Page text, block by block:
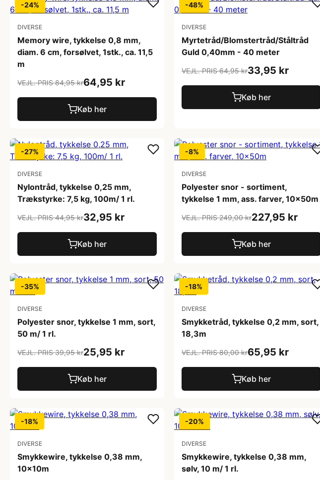
-24%
DIVERSE
Memory wire, tykkelse 0,8 mm,
diam. 6 cm, forsølvet, 1stk., ca. 11,5
m
VEJL. PRIS 84,95 kr64,95 kr
Køb her
-48%
DIVERSE
Myrtetråd/Blomstertråd/Ståltråd
Guld 0,40mm - 40 meter
VEJL. PRIS 64,95 kr33,95 kr
Køb her
-27%
DIVERSE
Nylontråd, tykkelse 0,25 mm,
Trækstyrke: 7,5 kg, 100m/ 1 rl.
VEJL. PRIS 44,95 kr32,95 kr
Køb her
-8%
DIVERSE
Polyester snor - sortiment,
tykkelse 1 mm, ass. farver, 10x50m
VEJL. PRIS 249,00 kr227,95 kr
Køb her
-35%
DIVERSE
Polyester snor, tykkelse 1 mm, sort,
50 m/ 1 rl.
VEJL. PRIS 39,95 kr25,95 kr
Køb her
-18%
DIVERSE
Smykketråd, tykkelse 0,2 mm, sort,
18,3m
VEJL. PRIS 80,00 kr65,95 kr
Køb her
-18%
DIVERSE
Smykkewire, tykkelse 0,38 mm,
10x10m
-20%
DIVERSE
Smykkewire, tykkelse 0,38 mm,
sølv, 10 m/ 1 rl.